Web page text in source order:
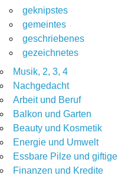
geknipstes
gemeintes
geschriebenes
gezeichnetes
Musik, 2, 3, 4
Nachgedacht
Arbeit und Beruf
Balkon und Garten
Beauty und Kosmetik
Energie und Umwelt
Essbare Pilze und giftige
Finanzen und Kredite